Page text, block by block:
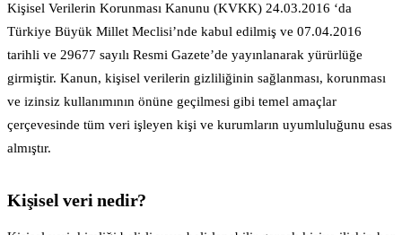
Kişisel Verilerin Korunması Kanunu (KVKK) 24.03.2016 ‘da
Türkiye Büyük Millet Meclisi’nde kabul edilmiş ve 07.04.2016
tarihli ve 29677 sayılı Resmi Gazete’de yayınlanarak yürürlüğe
girmiştir. Kanun, kişisel verilerin gizliliğinin sağlanması, korunması
ve izinsiz kullanımının önüne geçilmesi gibi temel amaçlar
çerçevesinde tüm veri işleyen kişi ve kurumların uyumluluğunu esas
almıştır.
Kişisel veri nedir?